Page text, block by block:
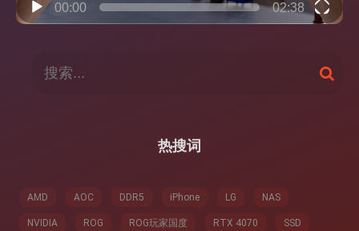
00:00 02:38
搜
索
热搜词
AMD AOC DDR5 iPhone LG NAS
NVIDIA ROG ROG玩家国度 RTX 4070 SSD